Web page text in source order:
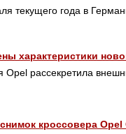
текущего года в
характеристики
Opel рассекретила
кроссовера Opel